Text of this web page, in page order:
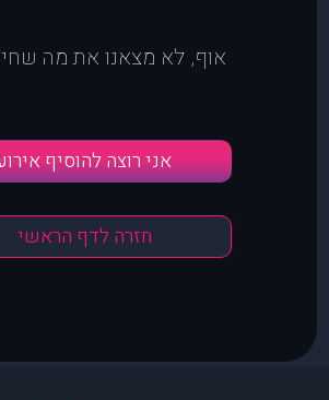
אוף, לא מצאנו את מה
אני רוצה להוסיף
חזרה לדף הראשי